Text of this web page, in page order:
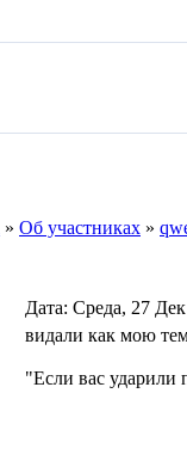
» Об участниках »
Дата: Среда, 27
видали как мою
"Если вас ударили